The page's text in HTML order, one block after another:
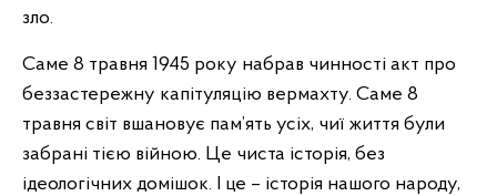
зло.
Саме 8 травня 1945 року набрав чинності акт про
беззастережну капітуляцію вермахту. Саме 8
травня світ вшановує пам’ять усіх, чиї життя були
забрані тією війною. Це чиста історія, без
ідеологічних домішок. І це – історія нашого народу,